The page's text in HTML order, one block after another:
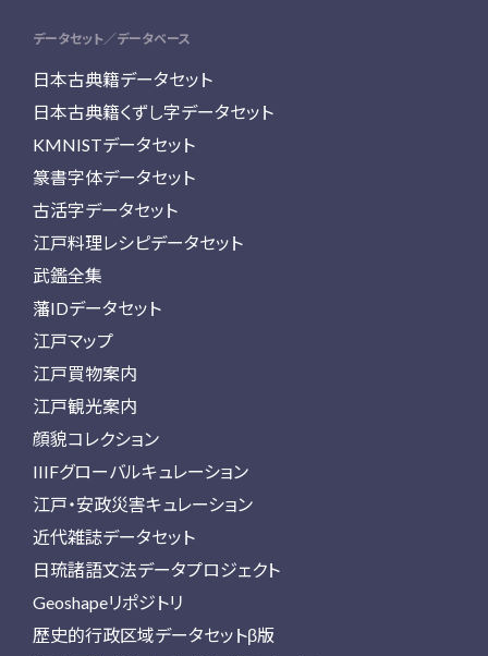
データセット／データベース
日本古典籍データセット
日本古典籍くずし字データセット
KMNISTデータセット
篆書字体データセット
古活字データセット
江戸料理レシピデータセット
武鑑全集
藩IDデータセット
江戸マップ
江戸買物案内
江戸観光案内
顔貌コレクション
IIIFグローバルキュレーション
江戸・安政災害キュレーション
近代雑誌データセット
日琉諸語文法データプロジェクト
Geoshapeリポジトリ
歴史的行政区域データセットβ版